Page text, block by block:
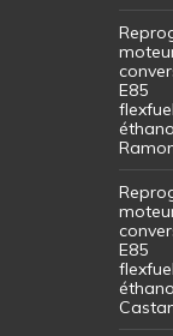
E85
flexfuel
E85
flexfuel